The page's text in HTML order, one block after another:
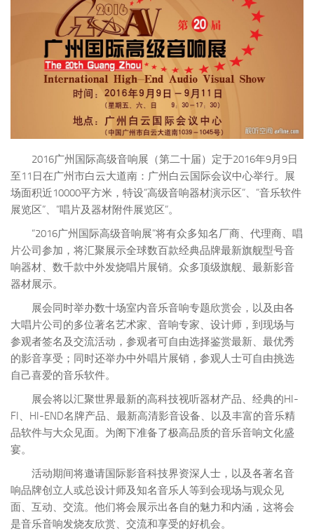
2016广州国际高级音响展（第二十届）定于2016年9月9日
至11日在广州市白云大道南：广州白云国际会议中心举行。展
场面积近10000平方米，特设”高级音响器材演示区”、”音乐软件
展览区”、”唱片及器材附件展览区”。
“2016广州国际高级音响展”将有众多知名厂商、代理商、唱
片公司参加，将汇聚展示全球数百款经典品牌最新旗舰型号音
响器材、数千款中外发烧唱片展销。众多顶级旗舰、最新影音
器材展示。
展会同时举办数十场室内音乐音响专题欣赏会，以及由各
大唱片公司的多位著名艺术家、音响专家、设计师，到现场与
参观者签名及交流活动，参观者可自由选择鉴赏最新、最优秀
的影音享受；同时还举办中外唱片展销，参观人士可自由挑选
自己喜爱的音乐软件。
展会将以汇聚世界最新的高科技视听器材产品、经典的HI-
FI、HI-END名牌产品、最新高清影音设备、以及丰富的音乐精
品软件与大众见面。为阁下准备了极高品质的音乐音响文化盛
宴。
活动期间将邀请国际影音科技界资深人士，以及各著名音
响品牌创立人或总设计师及知名音乐人等到会现场与观众见
面、互动、交流。他们将会展示出各自的魅力和内涵，这将会
是音乐音响发烧友欣赏、交流和享受的好机会。